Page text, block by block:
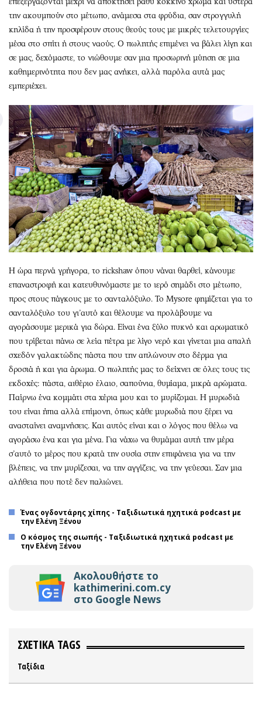
την ακουμπούν στο μέτωπο, ανάμεσα στα φρύδια, σαν στρογγυλή
κηλίδα ή την προσφέρουν στους θεούς τους με μικρές τελετουργίες
μέσα στο σπίτι ή στους ναούς. Ο πωλητής επιμένει να βάλει λίγη και
σε μας, δεχόμαστε, το νιώθουμε σαν μια προσωρινή μύηση σε μια
καθημερινότητα που δεν μας ανήκει, αλλά παρόλα αυτά μας
εμπεριέχει.
Η ώρα περνά γρήγορα, το rickshaw όπου νάναι θαρθεί, κάνουμε
επαναστροφή και κατευθυνόμαστε με το ιερό σημάδι στο μέτωπο,
προς στους πάγκους με το σανταλόξυλο. Το Mysore φημίζεται για το
σανταλόξυλο του γι’αυτό και θέλουμε να προλάβουμε να
αγοράσουμε μερικά για δώρα. Είναι ένα ξύλο πυκνό και αρωματικό
που τρίβεται πάνω σε λεία πέτρα με λίγο νερό και γίνεται μια απαλή
σχεδόν γαλακτώδης πάστα που την απλώνουν στο δέρμα για
δροσιά ή και για άρωμα. Ο πωλητής μας το δείχνει σε όλες τους τις
εκδοχές: πάστα, αιθέριο έλαιο, σαπούνια, θυμίαμα, μικρά αρώματα.
Παίρνω ένα κομμάτι στα χέρια μου και το μυρίζομαι. Η μυρωδιά
του είναι ήπια αλλά επίμονη, όπως κάθε μυρωδιά που ξέρει να
ανασταίνει αναμνήσεις. Και αυτός είναι και ο λόγος που θέλω να
αγοράσω ένα και για μένα. Για νάχω να θυμάμαι αυτή την μέρα
σ’αυτό το μέρος που κρατά την ουσία στην επιφάνεια για να την
βλέπεις, να την μυρίζεσαι, να την αγγίζεις, να την γεύεσαι. Σαν μια
αλήθεια που ποτέ δεν παλιώνει.
Ένας ογδοντάρης χίπης - Ταξιδιωτικά ηχητικά podcast με
την Ελένη Ξένου
Ο κόσμος της σιωπής - Ταξιδιωτικά ηχητικά podcast με
την Ελένη Ξένου
Ακολουθήστε το
kathimerini.com.cy
στο Google News
ΣΧΕΤΙΚΑ TAGS
Ταξίδια